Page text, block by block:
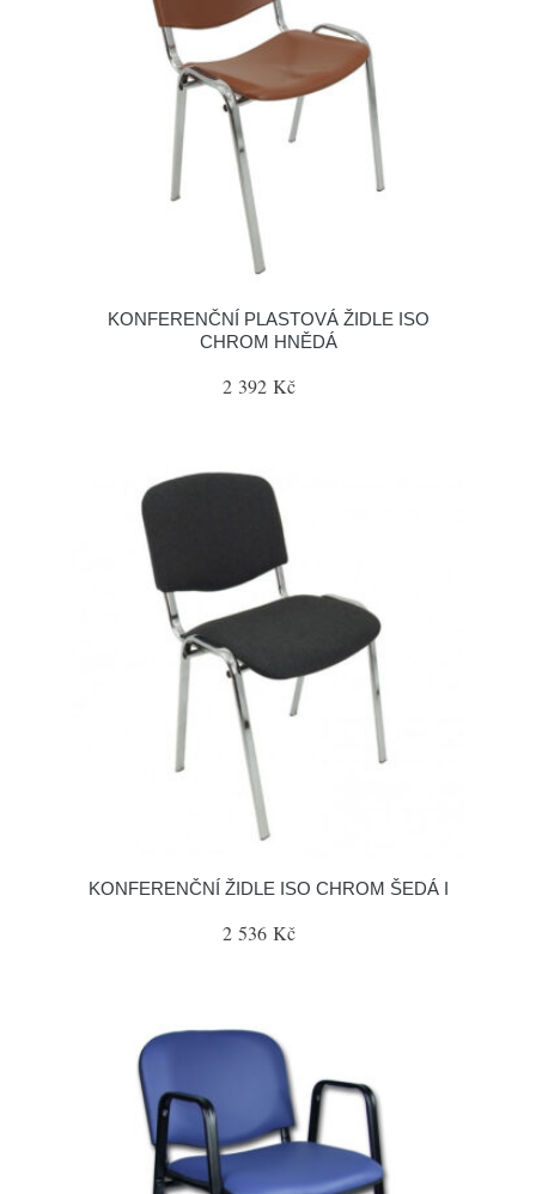
KONFERENČNÍ PLASTOVÁ ŽIDLE ISO
CHROM HNĚDÁ
2 392 Kč
KONFERENČNÍ ŽIDLE ISO CHROM ŠEDÁ I
2 536 Kč